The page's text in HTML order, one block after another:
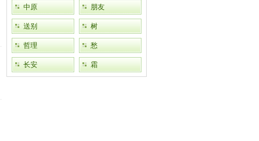
中原 朋友
送别 树
哲理 愁
长安 霜